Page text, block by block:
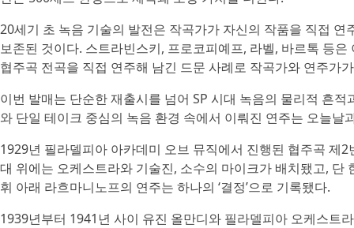
20세기 초 녹음 기술의 발전은 작곡가가 자신의 작품을 직접 연
보존된 것이다. 스트라빈스키, 프로코피예프, 라벨, 바르톡 등
협주곡 전곡을 직접 연주해 남긴 드문 사례로 작곡가와 연주가
이번 발매는 단순한 재출시를 넘어 SP 시대 녹음의 물리적 흔
와 단일 테이크 중심의 녹음 환경 속에서 이뤄진 연주는 오늘날
1929년 필라델피아 아카데미 오브 뮤직에서 진행된 협주곡 제
대 위에는 오케스트라와 기술진, 소수의 마이크가 배치됐고,
휘 아래 라흐마니노프의 연주는 하나의 ‘결정’으로 기록됐다.
1939년부터 1941년 사이 유진 올만디와 필라델피아 오케스트